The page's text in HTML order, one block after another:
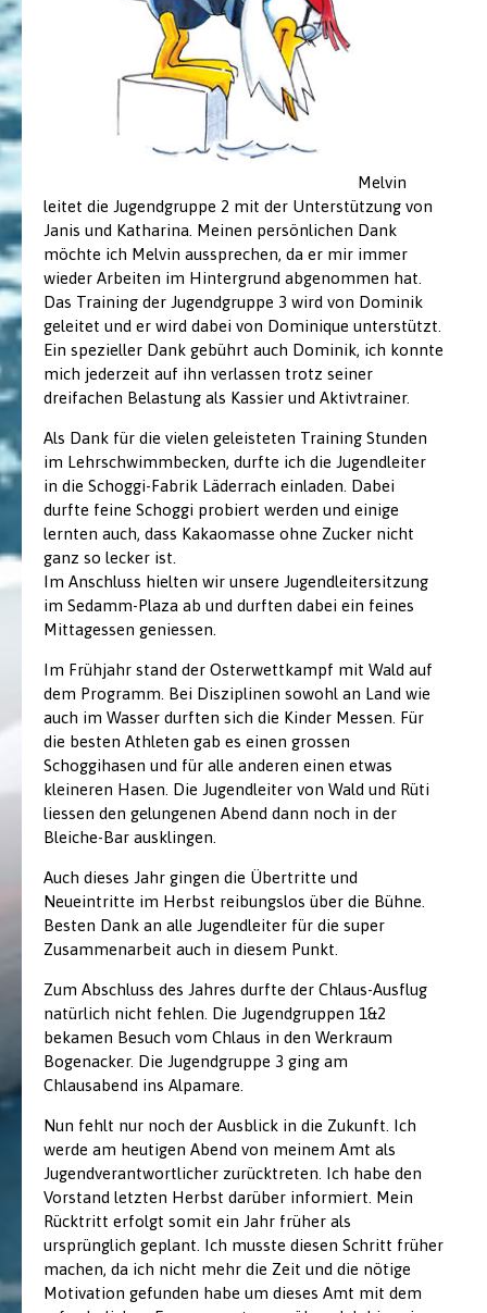
Melvin
leitet die Jugendgruppe 2 mit der Unterstützung von
Janis und Katharina. Meinen persönlichen Dank
möchte ich Melvin aussprechen, da er mir immer
wieder Arbeiten im Hintergrund abgenommen hat.
Das Training der Jugendgruppe 3 wird von Dominik
geleitet und er wird dabei von Dominique unterstützt.
Ein spezieller Dank gebührt auch Dominik, ich konnte
mich jederzeit auf ihn verlassen trotz seiner
dreifachen Belastung als Kassier und Aktivtrainer.
Als Dank für die vielen geleisteten Training Stunden
im Lehrschwimmbecken, durfte ich die Jugendleiter
in die Schoggi-Fabrik Läderrach einladen. Dabei
durfte feine Schoggi probiert werden und einige
lernten auch, dass Kakaomasse ohne Zucker nicht
ganz so lecker ist.
Im Anschluss hielten wir unsere Jugendleitersitzung
im Sedamm-Plaza ab und durften dabei ein feines
Mittagessen geniessen.
Im Frühjahr stand der Osterwettkampf mit Wald auf
dem Programm. Bei Disziplinen sowohl an Land wie
auch im Wasser durften sich die Kinder Messen. Für
die besten Athleten gab es einen grossen
Schoggihasen und für alle anderen einen etwas
kleineren Hasen. Die Jugendleiter von Wald und Rüti
liessen den gelungenen Abend dann noch in der
Bleiche-Bar ausklingen.
Auch dieses Jahr gingen die Übertritte und
Neueintritte im Herbst reibungslos über die Bühne.
Besten Dank an alle Jugendleiter für die super
Zusammenarbeit auch in diesem Punkt.
Zum Abschluss des Jahres durfte der Chlaus-Ausflug
natürlich nicht fehlen. Die Jugendgruppen 1&2
bekamen Besuch vom Chlaus in den Werkraum
Bogenacker. Die Jugendgruppe 3 ging am
Chlausabend ins Alpamare.
Nun fehlt nur noch der Ausblick in die Zukunft. Ich
werde am heutigen Abend von meinem Amt als
Jugendverantwortlicher zurücktreten. Ich habe den
Vorstand letzten Herbst darüber informiert. Mein
Rücktritt erfolgt somit ein Jahr früher als
ursprünglich geplant. Ich musste diesen Schritt früher
machen, da ich nicht mehr die Zeit und die nötige
Motivation gefunden habe um dieses Amt mit dem